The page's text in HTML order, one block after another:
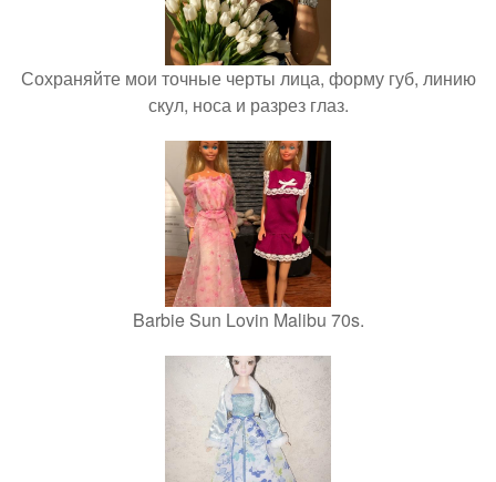
Сохраняйте мои точные черты лица, форму губ, линию
скул, носа и разрез глаз.
Barbie Sun Lovin Malibu 70s.